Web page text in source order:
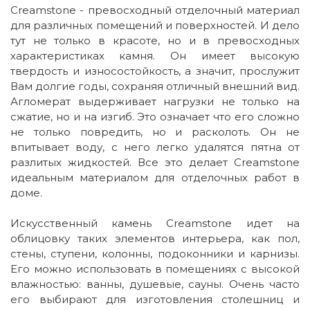
Creamstone - превосходный отделочный материал
для различных помещений и поверхностей. И дело
тут не только в красоте, но и в превосходных
характеристиках камня. Он имеет высокую
твердость и износостойкость, а значит, прослужит
Вам долгие годы, сохраняя отличный внешний вид.
Агломерат выдерживает нагрузки не только на
сжатие, но и на изгиб. Это означает что его сложно
не только повредить, но и расколоть. Он не
впитывает воду, с него легко удалятся пятна от
разлитых жидкостей. Все это делает Creamstone
идеальным материалом для отделочных работ в
доме.
Искусственный камень Creamstone идет на
облицовку таких элементов интерьера, как пол,
стены, ступени, колонны, подоконники и карнизы.
Его можно использовать в помещениях с высокой
влажностью: ванны, душевые, сауны. Очень часто
его выбирают для изготовления столешниц и